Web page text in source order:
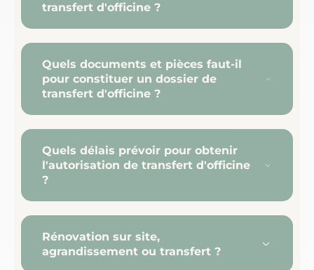
transfert d'officine ?
Quels documents et pièces faut-il
pour constituer un dossier de
transfert d'officine ?
Quels délais prévoir pour obtenir
l'autorisation de transfert d'officine
?
Rénovation sur site,
agrandissement ou transfert ?